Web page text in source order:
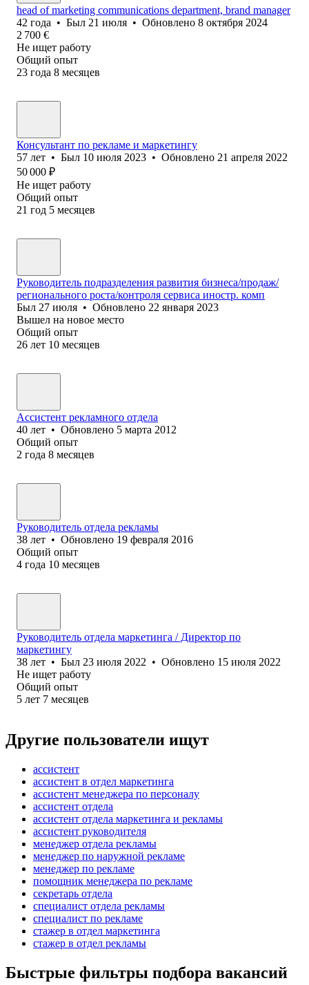
head of marketing communications department, brand manager
42 года • Был 21 июля • Обновлено 8 октября 2024
2 700 €
Не ищет работу
Общий опыт
23 года 8 месяцев
Консультант по рекламе и маркетингу
57 лет • Был 10 июля 2023 • Обновлено 21 апреля 2022
50 000 ₽
Не ищет работу
Общий опыт
21 год 5 месяцев
Руководитель подразделения развития бизнеса/продаж/
регионального роста/контроля сервиса иностр. комп
Был 27 июля • Обновлено 22 января 2023
Вышел на новое место
Общий опыт
26 лет 10 месяцев
Ассистент рекламного отдела
40 лет • Обновлено 5 марта 2012
Общий опыт
2 года 8 месяцев
Руководитель отдела рекламы
38 лет • Обновлено 19 февраля 2016
Общий опыт
4 года 10 месяцев
Руководитель отдела маркетинга / Директор по
маркетингу
38 лет • Был 23 июля 2022 • Обновлено 15 июля 2022
Не ищет работу
Общий опыт
5 лет 7 месяцев
Другие пользователи ищут
ассистент
ассистент в отдел маркетинга
ассистент менеджера по персоналу
ассистент отдела
ассистент отдела маркетинга и рекламы
ассистент руководителя
менеджер отдела рекламы
менеджер по наружной рекламе
менеджер по рекламе
помощник менеджера по рекламе
секретарь отдела
специалист отдела рекламы
специалист по рекламе
стажер в отдел маркетинга
стажер в отдел рекламы
Быстрые фильтры подбора вакансий